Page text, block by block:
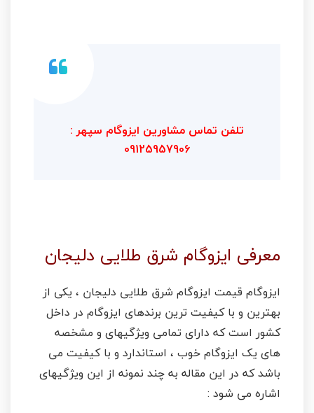
تلفن تماس مشاورین ایزوگام سپهر :
09125957906
معرفی ایزوگام شرق طلایی دلیجان
ایزوگام قیمت ایزوگام شرق طلایی دلیجان ، یکی از
بهترین و با کیفیت ترین برندهای ایزوگام در داخل
کشور است که دارای تمامی ویژگیهای و مشخصه
های یک ایزوگام خوب ، استاندارد و با کیفیت می
باشد که در این مقاله به چند نمونه از این ویژگیهای
اشاره می شود :